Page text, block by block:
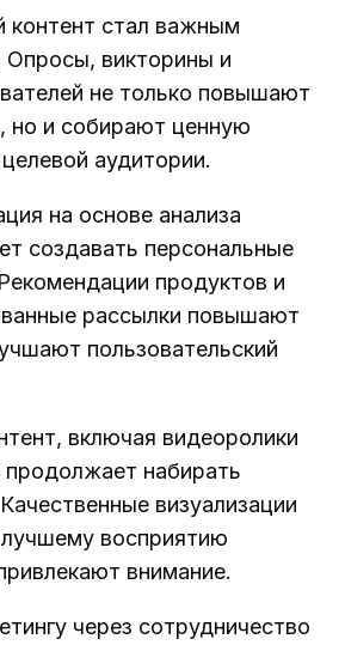
контент стал важным
Опросы, викторины и
не только повышают
но и собирают ценную
аудитории.
на основе анализа
создавать персональные
продуктов и
рассылки повышают
пользовательский
включая видеоролики
продолжает набирать
визуализации
восприятию
внимание.
через сотрудничество